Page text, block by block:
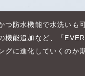
つ防水機能で水洗いも
機能追加など、「
に進化していくのか